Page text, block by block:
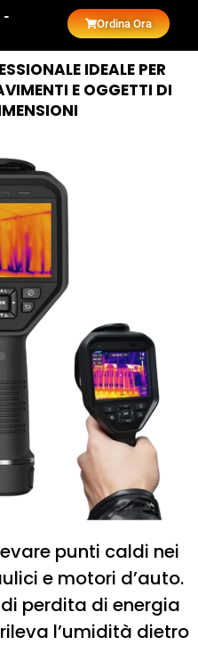
-
Ordina Ora
IDEALE PER
E OGGETTI DI
punti caldi nei
e motori d’auto.
perdita di energia
l’umidità dietro